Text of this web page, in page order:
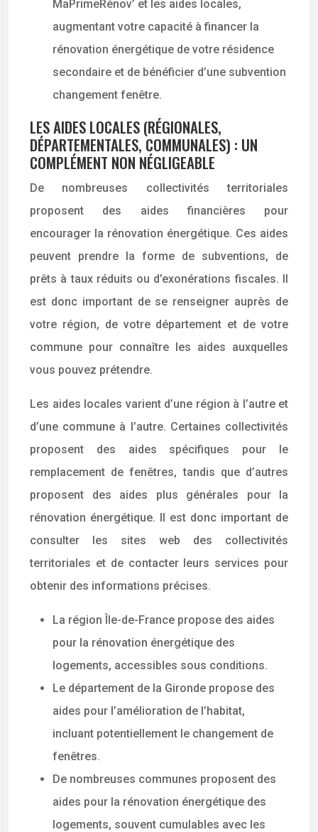
MaPrimeRénov’ et les aides locales,
augmentant votre capacité à financer la
rénovation énergétique de votre résidence
secondaire et de bénéficier d’une subvention
changement fenêtre.
LES AIDES LOCALES (RÉGIONALES,
DÉPARTEMENTALES, COMMUNALES) : UN
COMPLÉMENT NON NÉGLIGEABLE
De nombreuses collectivités territoriales
proposent des aides financières pour
encourager la rénovation énergétique. Ces aides
peuvent prendre la forme de subventions, de
prêts à taux réduits ou d’exonérations fiscales. Il
est donc important de se renseigner auprès de
votre région, de votre département et de votre
commune pour connaître les aides auxquelles
vous pouvez prétendre.
Les aides locales varient d’une région à l’autre et
d’une commune à l’autre. Certaines collectivités
proposent des aides spécifiques pour le
remplacement de fenêtres, tandis que d’autres
proposent des aides plus générales pour la
rénovation énergétique. Il est donc important de
consulter les sites web des collectivités
territoriales et de contacter leurs services pour
obtenir des informations précises.
La région Île-de-France propose des aides
pour la rénovation énergétique des
logements, accessibles sous conditions.
Le département de la Gironde propose des
aides pour l’amélioration de l’habitat,
incluant potentiellement le changement de
fenêtres.
De nombreuses communes proposent des
aides pour la rénovation énergétique des
logements, souvent cumulables avec les